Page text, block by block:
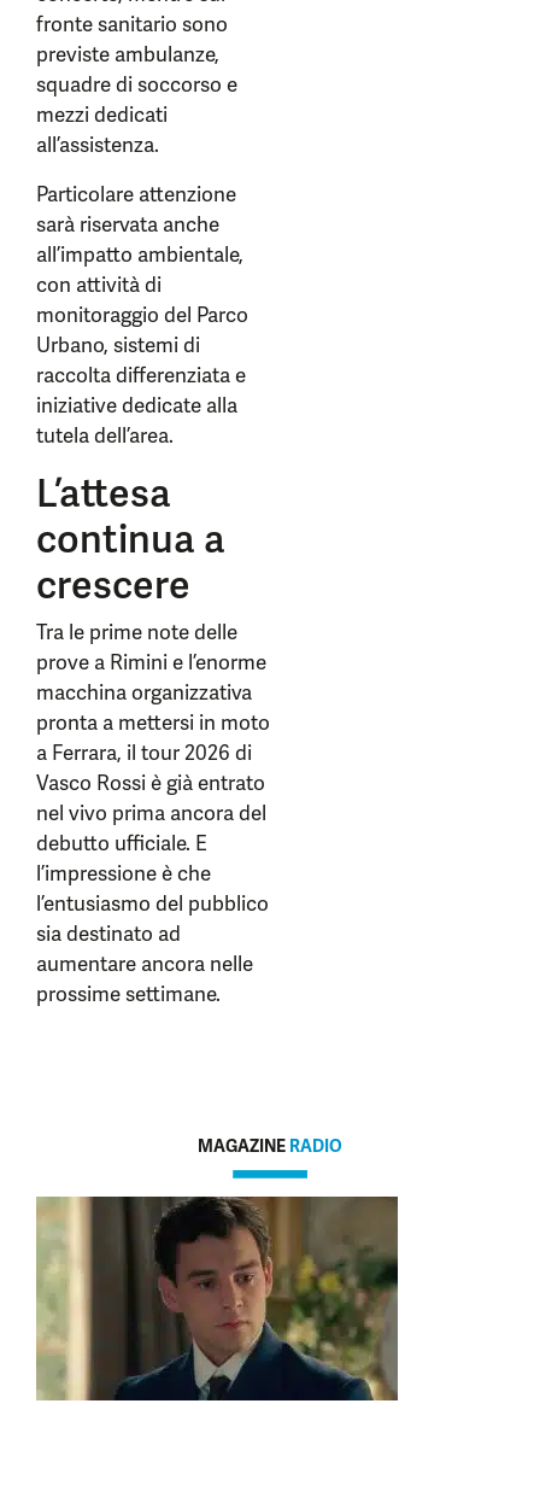
fronte sanitario sono
previste ambulanze,
squadre di soccorso e
mezzi dedicati
all’assistenza.
Particolare attenzione
sarà riservata anche
all’impatto ambientale,
con attività di
monitoraggio del Parco
Urbano, sistemi di
raccolta differenziata e
iniziative dedicate alla
tutela dell’area.
L’attesa
continua a
crescere
Tra le prime note delle
prove a Rimini e l’enorme
macchina organizzativa
pronta a mettersi in moto
a Ferrara, il tour 2026 di
Vasco Rossi è già entrato
nel vivo prima ancora del
debutto ufficiale. E
l’impressione è che
l’entusiasmo del pubblico
sia destinato ad
aumentare ancora nelle
prossime settimane.
MAGAZINE RADIO